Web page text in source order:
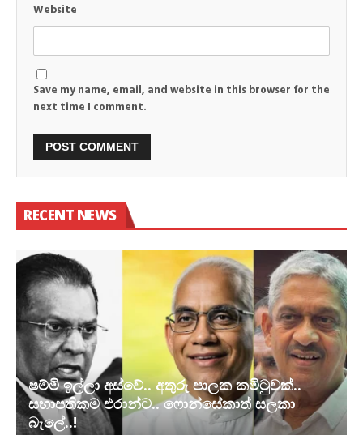
Website
Save my name, email, and website in this browser for the
next time I comment.
RECENT NEWS
ෂම්මි ඉල්ලා අස්වේ.. අතුරු පාලක කමිටුවක්..
සභාපතිකම එරාන්ට.. ෆොන්සේකාත් සලකා
බැලේ..!